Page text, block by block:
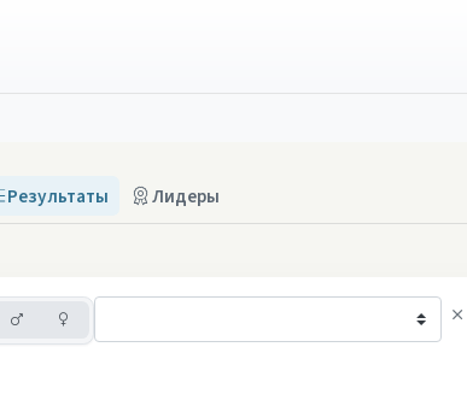
Результаты Лидеры
Мужчины